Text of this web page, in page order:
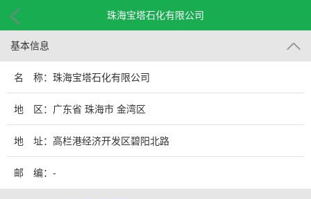
珠海宝塔石化有限公司
基本信息
名 称：珠海宝塔石化有限公司
地 区：广东省 珠海市 金湾区
地 址：高栏港经济开发区碧阳北路
邮 编：-